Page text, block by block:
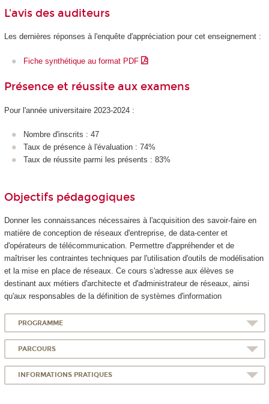
L'avis des auditeurs
Les dernières réponses à l'enquête d'appréciation pour cet enseignement :
Fiche synthétique au format PDF
Présence et réussite aux examens
Pour l'année universitaire 2023-2024 :
Nombre d'inscrits : 47
Taux de présence à l'évaluation : 74%
Taux de réussite parmi les présents : 83%
Objectifs pédagogiques
Donner les connaissances nécessaires à l'acquisition des savoir-faire en
matière de conception de réseaux d'entreprise, de data-center et
d'opérateurs de télécommunication. Permettre d'appréhender et de
maîtriser les contraintes techniques par l'utilisation d'outils de modélisation
et la mise en place de réseaux. Ce cours s'adresse aux élèves se
destinant aux métiers d'architecte et d'administrateur de réseaux, ainsi
qu'aux responsables de la définition de systèmes d'information
PROGRAMME
PARCOURS
INFORMATIONS PRATIQUES